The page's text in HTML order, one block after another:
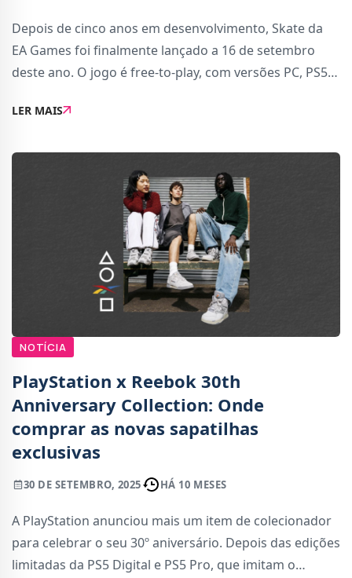
Depois de cinco anos em desenvolvimento, Skate da
EA Games foi finalmente lançado a 16 de setembro
deste ano. O jogo é free-to-play, com versões PC, PS5,
Acesso Antecipado, o que significa que va
LER MAIS
NOTÍCIA
PlayStation x Reebok 30th
Anniversary Collection: Onde
comprar as novas sapatilhas
exclusivas
30 DE SETEMBRO, 2025 HÁ 10 MESES
A PlayStation anunciou mais um item de colecionador
para celebrar o seu 30º aniversário. Depois das edições
limitadas da PS5 Digital e PS5 Pro, que imitam o